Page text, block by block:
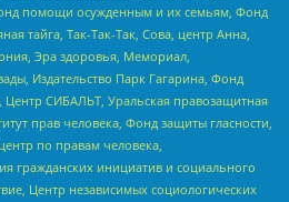
помощи осужденным и их семьям, Фонд
тайга, Так-Так-Так, Сова, центр Анна,
Эра здоровья, Мемориал,
Издательство Парк Гагарина, Фонд
СИБАЛЬТ, Уральская правозащитная
прав человека, Фонд защиты гласности,
по правам человека,
гражданских инициатив и социального
Центр независимых социологических